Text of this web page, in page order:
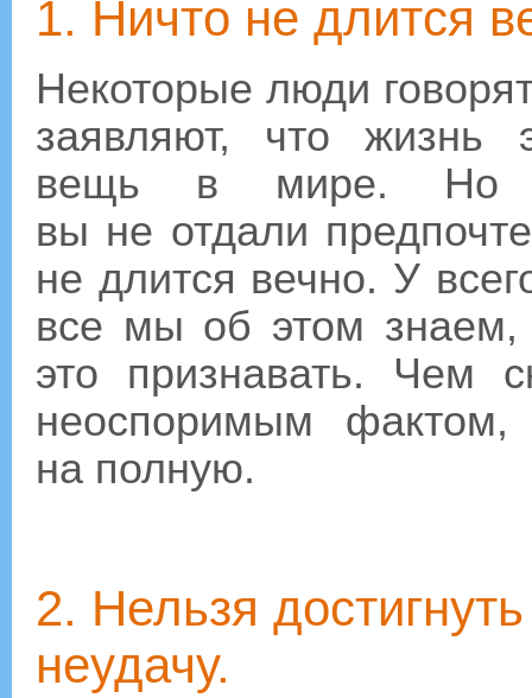
1. Ничто не длится
Некоторые люди
заявляют, что жизнь
вещь в мире. Но
вы не отдали
не длится вечно. У
все мы об этом знаем,
это признавать. Чем
неоспоримым
на полную.
2. Нельзя
неудачу.